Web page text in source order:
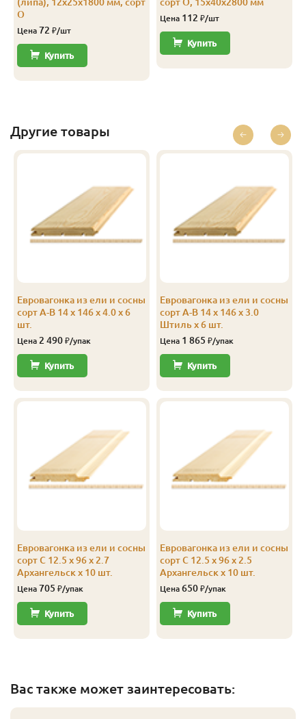
С 12.5 96 88 2.5
С 88 2.7
С
(липа), 12х25х1800 мм, сорт
О
Цена 72 ₽/шт
Купить
сорт О, 15х40х2800 мм
Цена 112 ₽/шт
Купить
Другие товары
Евровагонка из ели и сосны
сорт А-В 14 x 146 x 4.0 x 6
шт.
Цена 2 490 ₽/упак
Купить
Евровагонка из ели и сосны
сорт С 12.5 x 96 x 2.7
Архангельск x 10 шт.
Цена 705 ₽/упак
Купить
Евровагонка из ели и сосны
сорт А-В 14 x 146 x 3.0
Штиль x 6 шт.
Цена 1 865 ₽/упак
Купить
Евровагонка из ели и сосны
сорт С 12.5 x 96 x 2.5
Архангельск x 10 шт.
Цена 650 ₽/упак
Купить
Вас также может заинтересовать: